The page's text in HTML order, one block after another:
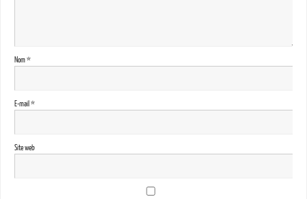
Nom*
E-mail *
Site web